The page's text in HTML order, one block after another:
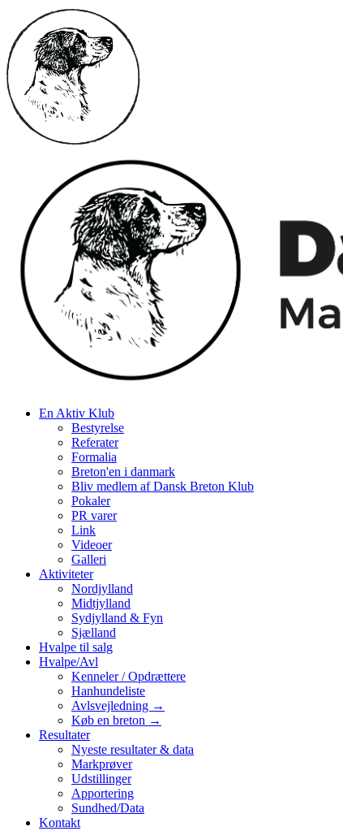
En Aktiv Klub
Bestyrelse
Referater
Formalia
Breton'en i danmark
Bliv medlem af Dansk Breton Klub
Pokaler
PR varer
Link
Videoer
Galleri
Aktiviteter
Nordjylland
Midtjylland
Sydjylland & Fyn
Sjælland
Hvalpe til salg
Hvalpe/Avl
Kenneler / Opdrættere
Hanhundeliste
Avlsvejledning →
Køb en breton →
Resultater
Nyeste resultater & data
Markprøver
Udstillinger
Apportering
Sundhed/Data
Kontakt